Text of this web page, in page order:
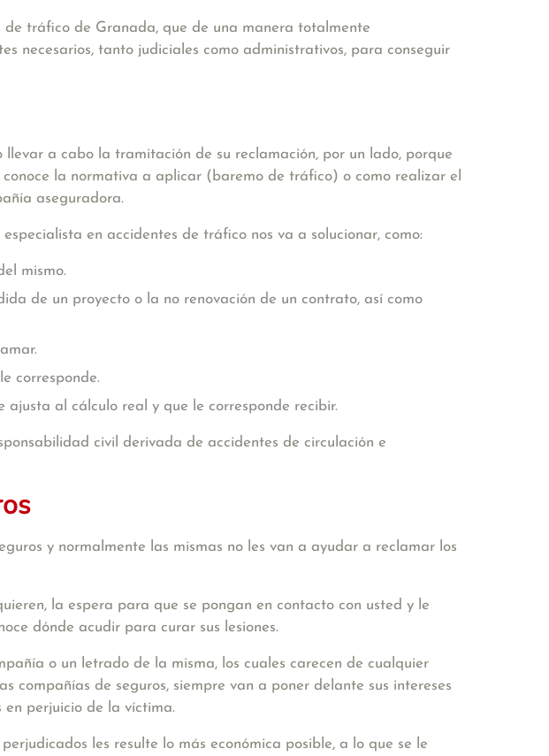
tráfico de Granada, que de una manera totalmente
necesarios, tanto judiciales como administrativos, para conseguir
a cabo la tramitación de su reclamación, por un lado, porque
la normativa a aplicar (baremo de tráfico) o como realizar el
aseguradora.
en accidentes de tráfico nos va a solucionar, como:
mismo.
de un proyecto o la no renovación de un contrato, así como
corresponde.
al cálculo real y que le corresponde recibir.
civil derivada de accidentes de circulación e
y normalmente las mismas no les van a ayudar a reclamar los
la espera para que se pongan en contacto con usted y le
dónde acudir para curar sus lesiones.
o un letrado de la misma, los cuales carecen de cualquier
de seguros, siempre van a poner delante sus intereses
en perjuicio de la víctima.
les resulte lo más económica posible, a lo que se le